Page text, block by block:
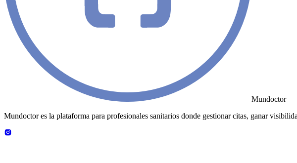
Mundoctor
Mundoctor es la plataforma para profesionales sanitarios donde gestionar citas, ganar